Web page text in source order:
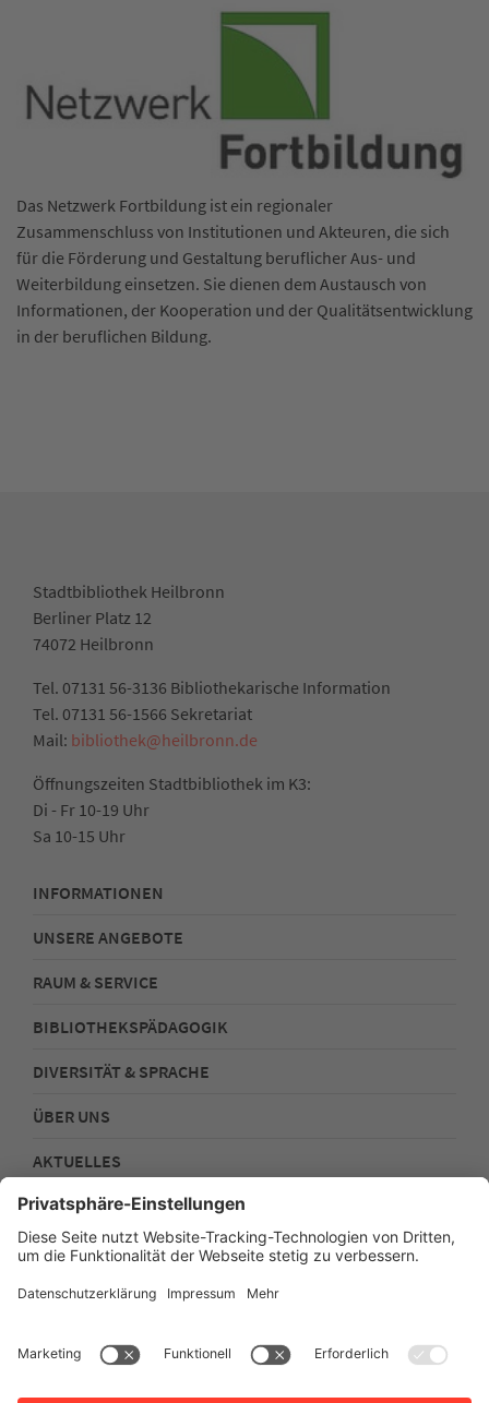
Das Netzwerk Fortbildung ist ein regionaler
Zusammenschluss von Institutionen und Akteuren, die sich
für die Förderung und Gestaltung beruflicher Aus- und
Weiterbildung einsetzen. Sie dienen dem Austausch von
Informationen, der Kooperation und der Qualitätsentwicklung
in der beruflichen Bildung.
Stadtbibliothek Heilbronn
Berliner Platz 12
74072 Heilbronn
Tel. 07131 56-3136 Bibliothekarische Information
Tel. 07131 56-1566 Sekretariat
Mail: bibliothek@heilbronn.de
Öffnungszeiten Stadtbibliothek im K3:
Di - Fr 10-19 Uhr
Sa 10-15 Uhr
INFORMATIONEN
UNSERE ANGEBOTE
RAUM & SERVICE
BIBLIOTHEKSPÄDAGOGIK
DIVERSITÄT & SPRACHE
ÜBER UNS
AKTUELLES
FOLGEN SIE UNS!
Impressum
Datenschutz
Barrierefreiheit